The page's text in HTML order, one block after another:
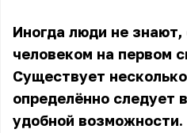
Иногда люди не знают,
человеком на первом
Существует
определённо следует
удобной возможности.